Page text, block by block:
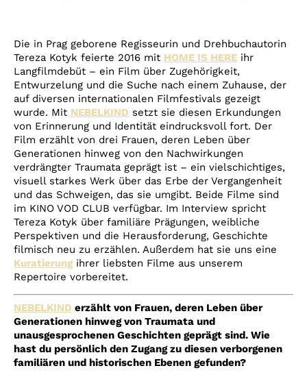
Die in Prag geborene Regisseurin und Drehbuchautorin
Tereza Kotyk feierte 2016 mit HOME IS HERE ihr
Langfilmdebüt – ein Film über Zugehörigkeit,
Entwurzelung und die Suche nach einem Zuhause, der
auf diversen internationalen Filmfestivals gezeigt
wurde. Mit NEBELKIND setzt sie diesen Erkundungen
von Erinnerung und Identität eindrucksvoll fort. Der
Film erzählt von drei Frauen, deren Leben über
Generationen hinweg von den Nachwirkungen
verdrängter Traumata geprägt ist – ein vielschichtiges,
visuell starkes Werk über das Erbe der Vergangenheit
und das Schweigen, das sie umgibt. Beide Filme sind
im KINO VOD CLUB verfügbar. Im Interview spricht
Tereza Kotyk über familiäre Prägungen, weibliche
Perspektiven und die Herausforderung, Geschichte
filmisch neu zu erzählen. Außerdem hat sie uns eine
Kuratierungihrer liebsten Filme aus unserem
Repertoire vorbereitet.
NEBELKIND erzählt von Frauen, deren Leben über
Generationen hinweg von Traumata und
unausgesprochenen Geschichten geprägt sind. Wie
hast du persönlich den Zugang zu diesen verborgenen
familiären und historischen Ebenen gefunden?